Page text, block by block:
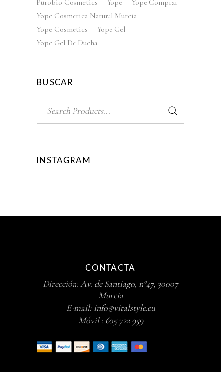
Purobio Cosmetics
Yope
Yope Comprar
Yope Cosmetica Natural Murcia
Yope Cosmetics
Yope Gel
Yope Gel De Ducha
BUSCAR
INSTAGRAM
CONTACTA
Dirección:Av. de Santiago, nº47, 30007
Murcia
E-mail: info@vitalstyle.eu
Móvil : 605 722 959